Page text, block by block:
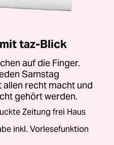
taz-Blick
auf die Finger.
Samstag
recht macht und
gehört werden.
Zeitung frei Haus
inkl. Vorlesefunktion